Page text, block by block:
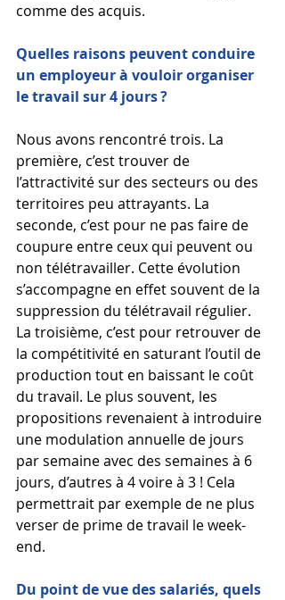
comme des acquis.
Quelles raisons peuvent conduire
un employeur à vouloir organiser
le travail sur 4 jours ?
Nous avons rencontré trois. La
première, c’est trouver de
l’attractivité sur des secteurs ou des
territoires peu attrayants. La
seconde, c’est pour ne pas faire de
coupure entre ceux qui peuvent ou
non télétravailler. Cette évolution
s’accompagne en effet souvent de la
suppression du télétravail régulier.
La troisième, c’est pour retrouver de
la compétitivité en saturant l’outil de
production tout en baissant le coût
du travail. Le plus souvent, les
propositions revenaient à introduire
une modulation annuelle de jours
par semaine avec des semaines à 6
jours, d’autres à 4 voire à 3 ! Cela
permettrait par exemple de ne plus
verser de prime de travail le week-
end.
Du point de vue des salariés, quels